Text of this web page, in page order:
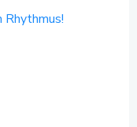
Rhythmus!